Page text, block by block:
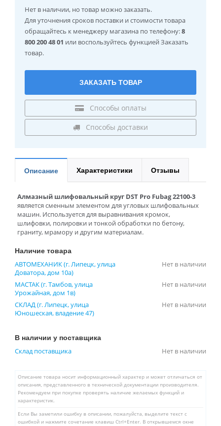
Нет в наличии, но товар можно заказать.
Для уточнения сроков поставки и стоимости товара
обращайтесь к менеджеру магазина по телефону:8
800 200 48 01 или воспользуйтесь функцией Заказать
товар.
ЗАКАЗАТЬ ТОВАР
Способы оплаты
Способы доставки
Описание Характеристики Отзывы
Алмазный шлифовальный круг DST Pro Fubag 22100-3
является сменным элементом для угловых шлифовальных
машин. Используется для выравнивания кромок,
шлифовки, полировки и тонкой обработки по бетону,
граниту, мрамору и другим материалам.
Наличие товара
АВТОМЕХАНИК (г. Липецк, улица
Доватора, дом 10а)
Нет в наличии
МАСТАК (г. Тамбов, улица
Урожайная, дом 1в)
Нет в наличии
СКЛАД (г. Липецк, улица
Юношеская, владение 47)
Нет в наличии
В наличии у поставщика
Склад поставщика Нет в наличии
Описание товара носит информационный характер и может отличаться от
описания, представленного в технической документации производителя.
Рекомендуем при покупке проверять наличие желаемых функций и
характеристик.
Если Вы заметили ошибку в описании, пожалуйста, выделите текст с
ошибкой и нажмите сочетание клавиш Ctrl+Enter. В открывшемся окне